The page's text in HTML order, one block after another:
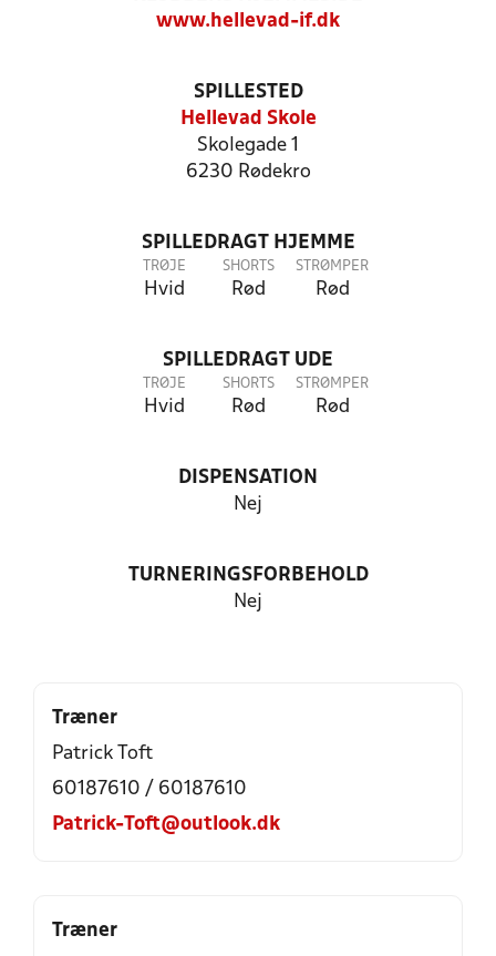
www.hellevad-if.dk
SPILLESTED
Hellevad Skole
Skolegade 1
6230 Rødekro
SPILLEDRAGT HJEMME
TRØJE
Hvid
SHORTS
Rød
STRØMPER
Rød
SPILLEDRAGT UDE
TRØJE
Hvid
SHORTS
Rød
STRØMPER
Rød
DISPENSATION
Nej
TURNERINGSFORBEHOLD
Nej
Træner
Patrick Toft
60187610 / 60187610
Patrick-Toft@outlook.dk
Træner